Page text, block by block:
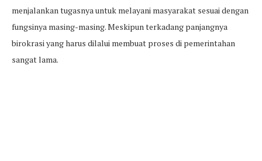
menjalankan tugasnya untuk melayani masyarakat sesuai dengan
fungsinya masing-masing. Meskipun terkadang panjangnya
birokrasi yang harus dilalui membuat proses di pemerintahan
sangat lama.